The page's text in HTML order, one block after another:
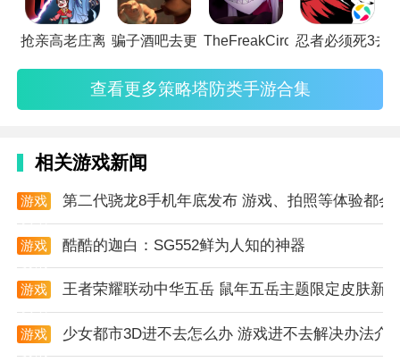
地庙存档点、打坐恢复点），小怪动作设计充满黑色幽
默。
4. 策略性成长系统：通过击败BOSS获取精魄解锁技能
树，例如“身外身法”可召唤分身协同作战，“幻影随
戏。
5. 沉浸式音效体验：主界面采用《云宫迅音》经典旋
律，战斗音效根据武器类型区分（法杖挥击声、法术释
放特效音），BOSS战配乐随阶段变化增强压迫感。
游戏特征
1. 横版卷轴式关卡设计：从黑风山到盘丝洞共四大章
节，每章包含3-5个主题场景，地图中设置隐藏路径与
抢亲高老庄离线版骗子酒吧去更新版TheFreakCircus修改版
忍者必须死3去
查看更多策略塔防类手游合集
相关游戏新闻
游戏
第二代骁龙8手机年底发布 游戏、拍照等体验都会
游戏
酷酷的迦白：SG552鲜为人知的神器
游戏
王者荣耀联动中华五岳 鼠年五岳主题限定皮肤新
游戏
少女都市3D进不去怎么办 游戏进不去解决办法介